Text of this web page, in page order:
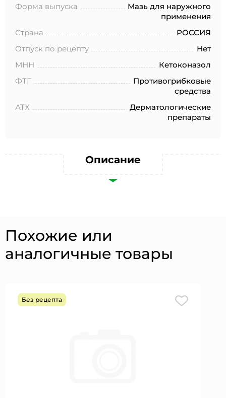
Форма выпуска
Мазь для наружного
применения
Страна
РОССИЯ
Отпуск по рецепту
Нет
МНН
Кетоконазол
ФТГ
Противогрибковые
средства
АТХ
Дерматологические
препараты
Описание
Похожие или
аналогичные товары
Без рецепта
целей, определенных в Согласии на обработку